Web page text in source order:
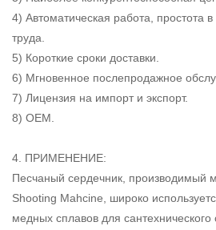
4) Автоматическая работа, простота
труда.
5) Короткие сроки доставки.
6) Мгновенное послепродажное
7) Лицензия на импорт и экспорт.
8) OEM.
4. ПРИМЕНЕНИЕ:
Песчаный сердечник, производимый
Shooting Mahcine, широко
медных сплавов для сантехнического